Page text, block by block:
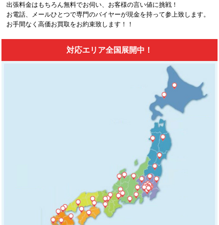
出張料金はもちろん無料でお伺い、お客様の言い値に挑戦！
お電話、メールひとつで専門のバイヤーが現金を持って参上致します。
お手間なく高価お買取をお約束致します！！
対応エリア全国展開中！